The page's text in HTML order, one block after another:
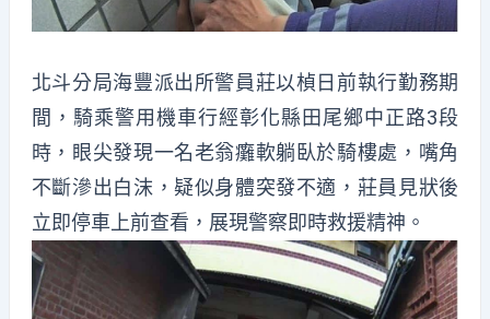
北斗分局海豐派出所警員莊以楨日前執行勤務期
間，騎乘警用機車行經彰化縣田尾鄉中正路3段
時，眼尖發現一名老翁癱軟躺臥於騎樓處，嘴角
不斷滲出白沫，疑似身體突發不適，莊員見狀後
立即停車上前查看，展現警察即時救援精神。